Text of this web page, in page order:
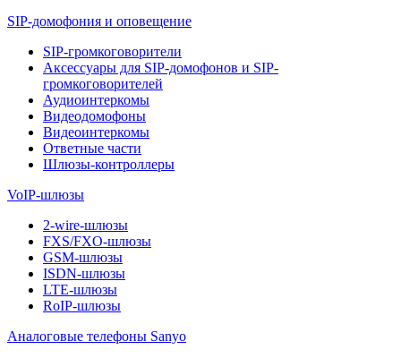
SIP-домофония и оповещение
SIP-громкоговорители
Аксессуары для SIP-домофонов и SIP-
громкоговорителей
Аудиоинтеркомы
Видеодомофоны
Видеоинтеркомы
Ответные части
Шлюзы-контроллеры
VoIP-шлюзы
2-wire-шлюзы
FXS/FXO-шлюзы
GSM-шлюзы
ISDN-шлюзы
LTE-шлюзы
RoIP-шлюзы
Аналоговые телефоны Sanyo